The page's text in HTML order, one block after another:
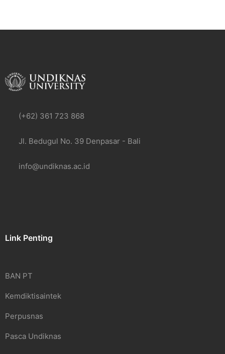
(+62) 361 723 868
Jl. Bedugul No. 39 Denpasar - Bali
info@undiknas.ac.id
Link Penting
BAN PT
Kemdiktisaintek
Perpusnas
Pasca Undiknas